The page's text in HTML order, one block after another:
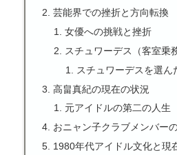
芸能界での挫折と方向転換
女優への挑戦と挫折
スチュワーデス（客室乗
スチュワーデスを選ん
高畠真紀の現在の状況
元アイドルの第二の人生
おニャン子クラブメンバー
1980年代アイドル文化と現